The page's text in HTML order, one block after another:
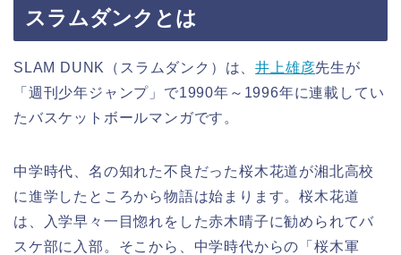
スラムダンクとは
SLAM DUNK（スラムダンク）は、井上雄彦先生が
「週刊少年ジャンプ」で1990年～1996年に連載してい
たバスケットボールマンガです。
中学時代、名の知れた不良だった桜木花道が湘北高校
に進学したところから物語は始まります。桜木花道
は、入学早々一目惚れをした赤木晴子に勧められてバ
スケ部に入部。そこから、中学時代からの「桜木軍